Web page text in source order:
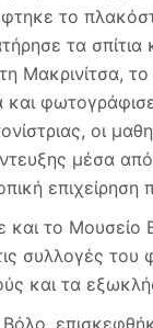
το
τα
Μακρινίτσα,
οι
μέσα
και το Μουσείο
συλλογές του
και τα